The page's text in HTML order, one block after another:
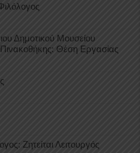
Δημοτικού Μουσείου
Πινακοθήκης: Θέση Εργασίας
Ζητείται Λειτουργός